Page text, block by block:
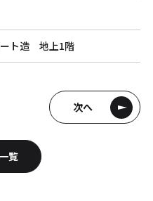
ト造 地上1階
次へ
一覧